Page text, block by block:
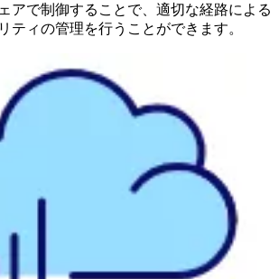
アで制御することで、適切な経路による
ティの管理を行うことができます。